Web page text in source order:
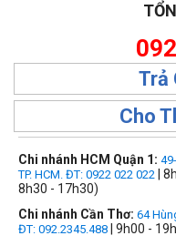
Trả
Cho
Chi nhánh HCM Quận 1:
TP. HCM. ĐT: 0922 022 022 |
8h30 - 17h30)
Chi nhánh Cần Thơ: 64
ĐT: 092.2345.488 | 9h00 -